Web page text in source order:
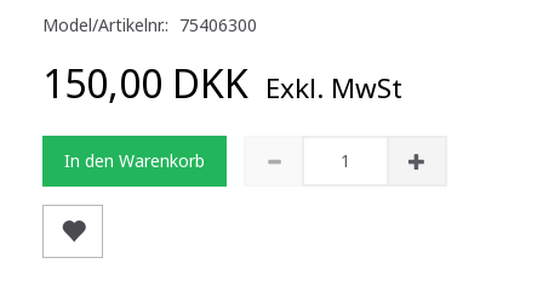
Model/Artikelnr.: 75406300
150,00 DKK Exkl. MwSt
In den Warenkorb